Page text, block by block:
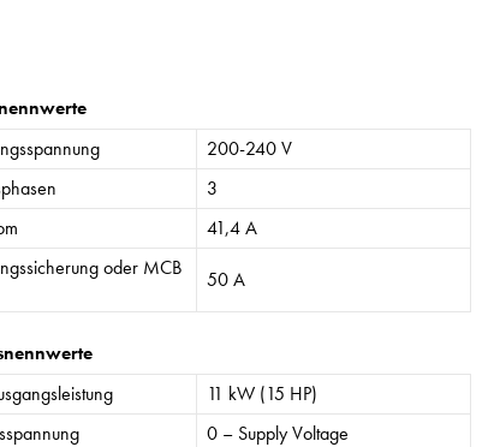
200-240 V
3
41,4 A
oder MCB
50 A
11 kW (15 HP)
0 – Supply Voltage